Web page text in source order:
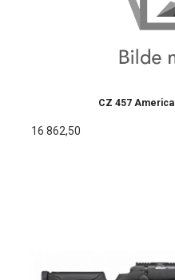
CZ 457
16 862,50